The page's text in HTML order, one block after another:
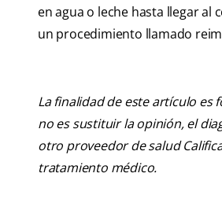
en agua o leche hasta llegar al
un procedimiento llamado
La finalidad de este artículo
no es sustituir la opinión, el
otro proveedor de salud
tratamiento médico.